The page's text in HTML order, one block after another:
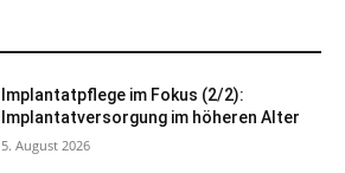
Implantatpflege im Fokus (2/2):
Implantatversorgung im höheren Alter
5. August 2026